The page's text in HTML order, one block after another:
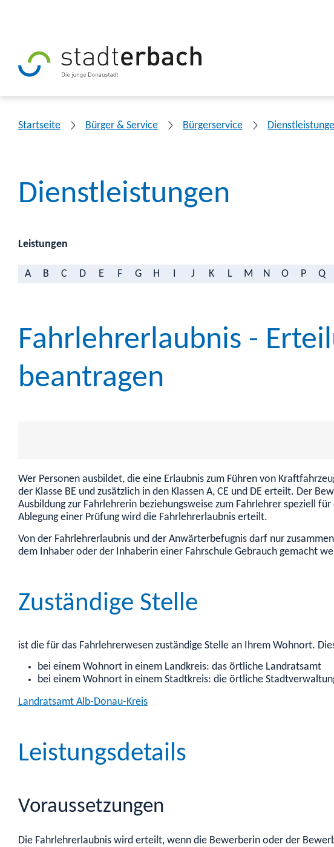
Startseite Bürger & Service Bürgerservice
Dienstleistungen
Leistungen
A B C D E F G H J K L M N O P Q
Fahrlehrerlaubnis -
beantragen
Wer Personen ausbildet, die eine Erlaubnis zum Führen von
der Klasse BE und zusätzlich in den Klassen A, CE und DE erteilt. Der
Ausbildung zur Fahrlehrerin beziehungsweise zum Fahrlehrer speziell
Ablegung einer Prüfung wird die Fahrlehrerlaubnis erteilt.
Von der Fahrlehrerlaubnis und der Anwärterbefugnis darf nur
dem Inhaber oder der Inhaberin einer Fahrschule Gebrauch gemacht
Zuständige Stelle
ist die für das Fahrlehrerwesen zuständige Stelle an Ihrem Wohnort.
bei einem Wohnort in einem Landkreis: das örtliche Landratsamt
bei einem Wohnort in einem Stadtkreis: die örtliche
Landratsamt Alb-Donau-Kreis
Leistungsdetails
Voraussetzungen
Die Fahrlehrerlaubnis wird erteilt, wenn die Bewerberin oder der